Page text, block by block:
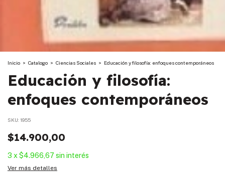
Inicio > Catalogo > Ciencias Sociales > Educación y filosofía: enfoques contemporáneos
Educación y filosofía:
enfoques contemporáneos
SKU: 1955
$14.900,00
3 x $4.966,67 sin interés
Ver más detalles